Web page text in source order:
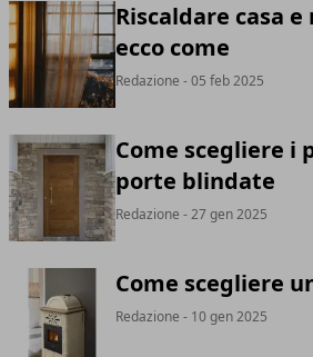
Riscaldare casa
ecco come
Redazione - 05 feb 2025
Come scegliere i
porte blindate
Redazione - 27 gen 2025
Come scegliere
Redazione - 10 gen 2025